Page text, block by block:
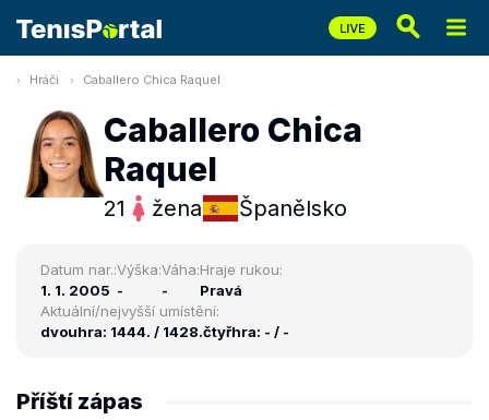
Hráči Caballero Chica Raquel
Caballero Chica
Raquel
21 žena Španělsko
Datum nar.:
1. 1. 2005
Výška:
-
Váha:
-
Hraje rukou:
Pravá
Aktuální/nejvyšší umístění:
dvouhra: 1444. / 1428.čtyřhra: - / -
Příští zápas